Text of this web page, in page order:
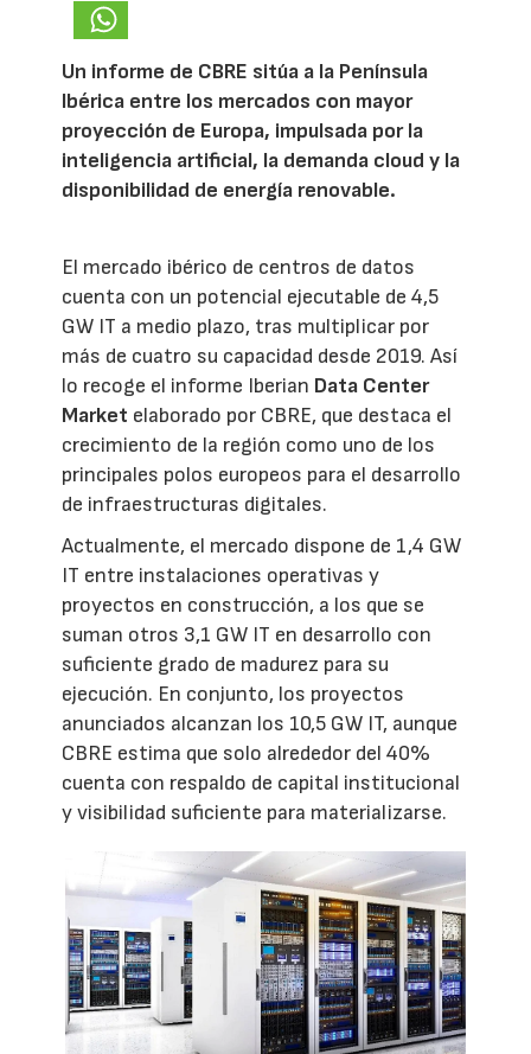
Un informe de CBRE sitúa a la Península
Ibérica entre los mercados con mayor
proyección de Europa, impulsada por la
inteligencia artificial, la demanda cloud y la
disponibilidad de energía renovable.
El mercado ibérico de centros de datos
cuenta con un potencial ejecutable de 4,5
GW IT a medio plazo, tras multiplicar por
más de cuatro su capacidad desde 2019. Así
lo recoge el informe Iberian Data Center
Market elaborado por CBRE, que destaca el
crecimiento de la región como uno de los
principales polos europeos para el desarrollo
de infraestructuras digitales.
Actualmente, el mercado dispone de 1,4 GW
IT entre instalaciones operativas y
proyectos en construcción, a los que se
suman otros 3,1 GW IT en desarrollo con
suficiente grado de madurez para su
ejecución. En conjunto, los proyectos
anunciados alcanzan los 10,5 GW IT, aunque
CBRE estima que solo alrededor del 40%
cuenta con respaldo de capital institucional
y visibilidad suficiente para materializarse.